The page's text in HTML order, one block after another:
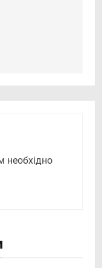
необхідно